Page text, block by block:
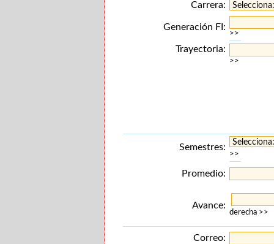
Carrera:
Generación FI:
>>
Trayectoria:
>>
Semestres:
>>
Promedio:
Avance:
derecha >>
Correo: